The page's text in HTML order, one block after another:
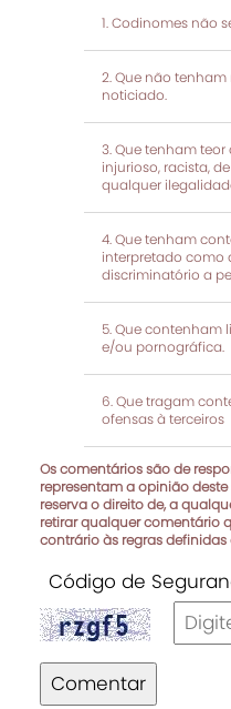
Codinomes não
Que não
noticiado.
Que tenham
injurioso, racista,
qualquer
Que tenham
interpretado como
discriminatório a
Que contenham
e/ou pornográfica.
Que tragam
ofensas à terceiros
Os comentários são de
representam a opinião deste
reserva o direito de, a
retirar qualquer comentário
contrário às regras definidas
Código de
Comentar